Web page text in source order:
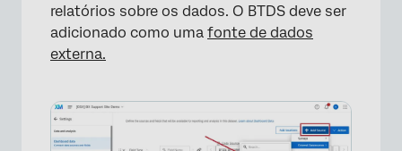
relatórios sobre os dados. O BTDS deve ser
adicionado como uma fonte de dados
externa.